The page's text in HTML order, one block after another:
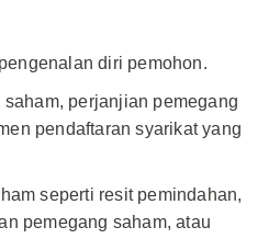
diri pemohon.
perjanjian pemegang
pendaftaran syarikat yang
seperti resit pemindahan,
pemegang saham, atau